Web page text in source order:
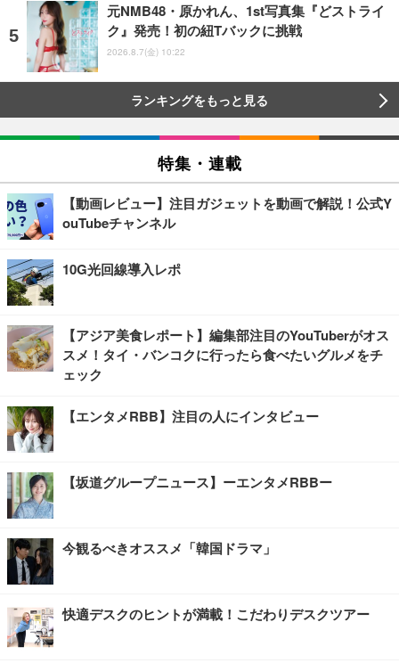
元NMB48・原かれん、1st写真集『どストライ
ク』発売！初の紐Tバックに挑戦
2026.8.7(金) 10:22
ランキングをもっと見る
特集・連載
【動画レビュー】注目ガジェットを動画で解説！公式Y
ouTubeチャンネル
10G光回線導入レポ
【アジア美食レポート】編集部注目のYouTuberがオス
スメ！タイ・バンコクに行ったら食べたいグルメをチ
ェック
【エンタメRBB】注目の人にインタビュー
【坂道グループニュース】ーエンタメRBBー
今観るべきオススメ「韓国ドラマ」
快適デスクのヒントが満載！こだわりデスクツアー